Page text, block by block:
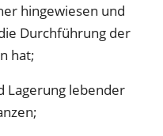
hingewiesen und
Durchführung der
hat;
Lagerung lebender